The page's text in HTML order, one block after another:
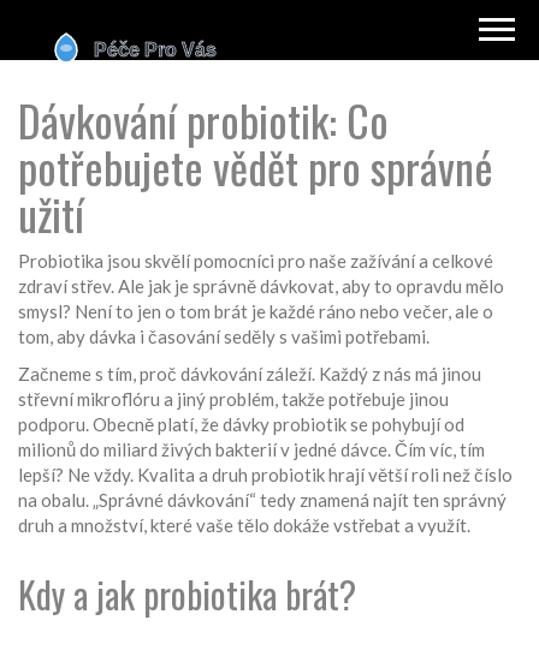
Dávkování probiotik: Co
potřebujete vědět pro správné
užití
Probiotika jsou skvělí pomocníci pro naše zažívání a celkové
zdraví střev. Ale jak je správně dávkovat, aby to opravdu mělo
smysl? Není to jen o tom brát je každé ráno nebo večer, ale o
tom, aby dávka i časování seděly s vašimi potřebami.
Začneme s tím, proč dávkování záleží. Každý z nás má jinou
střevní mikroflóru a jiný problém, takže potřebuje jinou
podporu. Obecně platí, že dávky probiotik se pohybují od
milionů do miliard živých bakterií v jedné dávce. Čím víc, tím
lepší? Ne vždy. Kvalita a druh probiotik hrají větší roli než číslo
na obalu. „Správné dávkování“ tedy znamená najít ten správný
druh a množství, které vaše tělo dokáže vstřebat a využít.
Kdy a jak probiotika brát?